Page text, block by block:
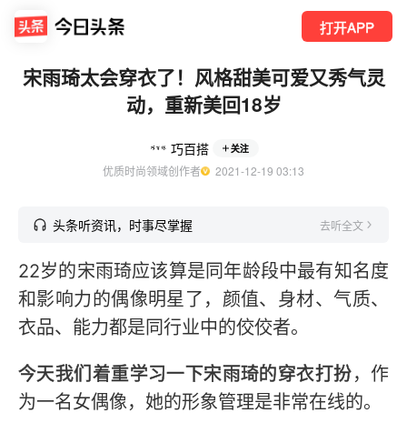
打开APP
宋雨琦太会穿衣了！风格甜美可爱又秀气灵
动，重新美回18岁
巧百搭 关注
优质时尚领域创作者
  2021-12-19 03:13
头条听资讯，时事尽掌握 去听全文
22岁的宋雨琦应该算是同年龄段中最有知名度
和影响力的偶像明星了，颜值、身材、气质、
衣品、能力都是同行业中的佼佼者。
今天我们着重学习一下宋雨琦的穿衣打扮，作
为一名女偶像，她的形象管理是非常在线的。